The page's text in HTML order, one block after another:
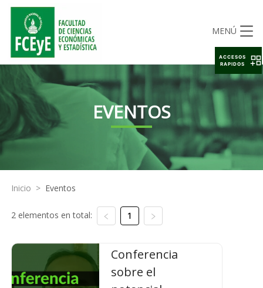
MENÚ
EVENTOS
Inicio > Eventos
2 elementos en total: 1
Conferencia
sobre el
ACCESOS
RAPIDOS